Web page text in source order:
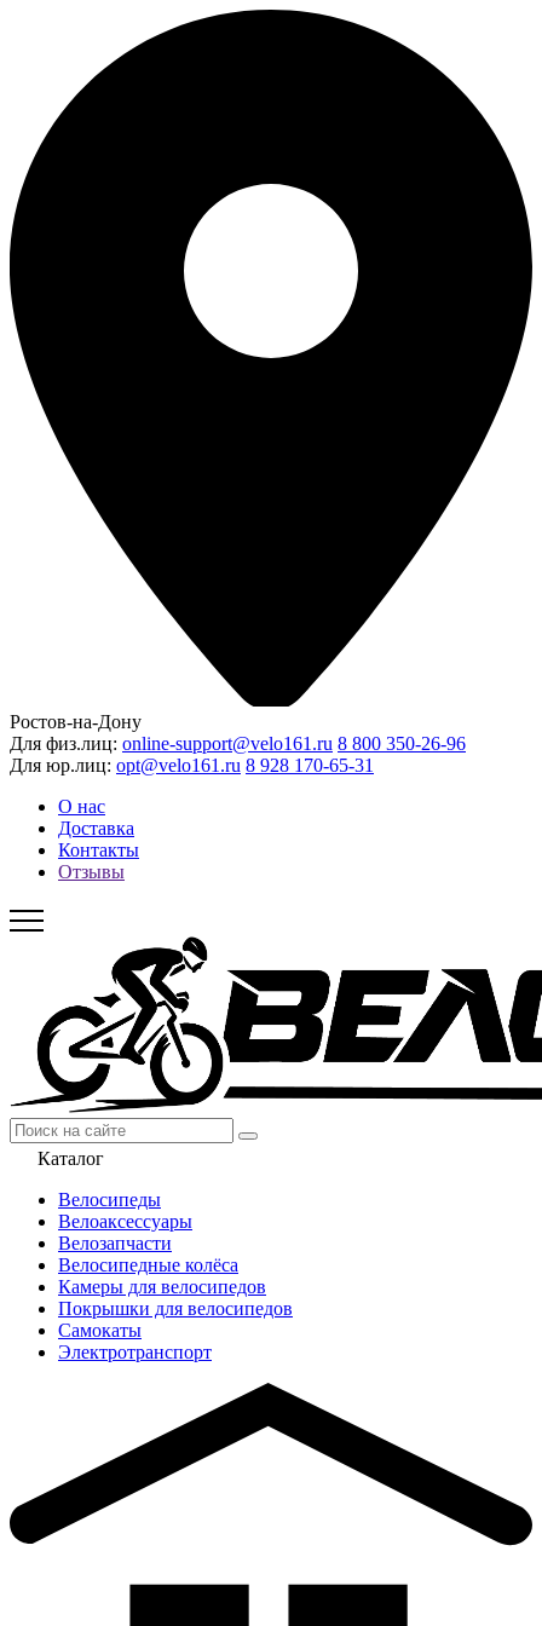
Ростов-на-Дону
Для физ.лиц: online-support@velo161.ru 8 800 350-26-96
Для юр.лиц: opt@velo161.ru 8 928 170-65-31
О нас
Доставка
Контакты
Отзывы
Каталог
Велосипеды
Велоаксессуары
Велозапчасти
Велосипедные колёса
Камеры для велосипедов
Покрышки для велосипедов
Самокаты
Электротранспорт